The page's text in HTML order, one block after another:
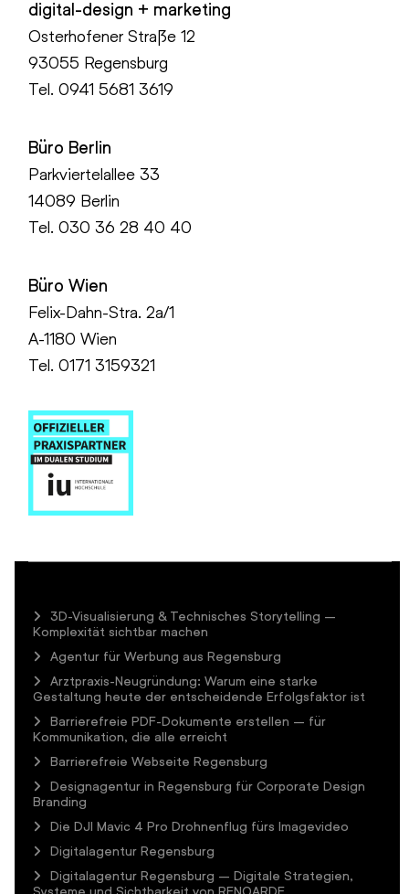
digital-design + marketing
Osterhofener Straße 12
93055 Regensburg
Tel.0941 5681 3619
Büro Berlin
Parkviertelallee 33
14089 Berlin
Tel.030 36 28 40 40
Büro Wien
Felix-Dahn-Stra. 2a/1
A-1180 Wien
Tel. 0171 3159321
3D-Visualisierung & Technisches Storytelling –
Komplexität sichtbar machen
Agentur für Werbung aus Regensburg
Arztpraxis-Neugründung: Warum eine starke
Gestaltung heute der entscheidende Erfolgsfaktor ist
Barrierefreie PDF-Dokumente erstellen – für
Kommunikation, die alle erreicht
Barrierefreie Webseite Regensburg
Designagentur in Regensburg für Corporate Design
Branding
Die DJI Mavic 4 Pro Drohnenflug fürs Imagevideo
Digitalagentur Regensburg
Digitalagentur Regensburg – Digitale Strategien,